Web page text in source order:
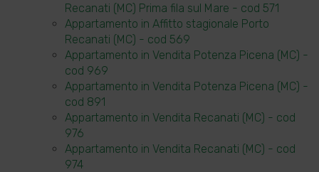
Recanati (MC) Prima fila sul Mare - cod 571
Appartamento in Affitto stagionale Porto
Recanati (MC) - cod 569
Appartamento in Vendita Potenza Picena (MC) -
cod 969
Appartamento in Vendita Potenza Picena (MC) -
cod 891
Appartamento in Vendita Recanati (MC) - cod
976
Appartamento in Vendita Recanati (MC) - cod
974